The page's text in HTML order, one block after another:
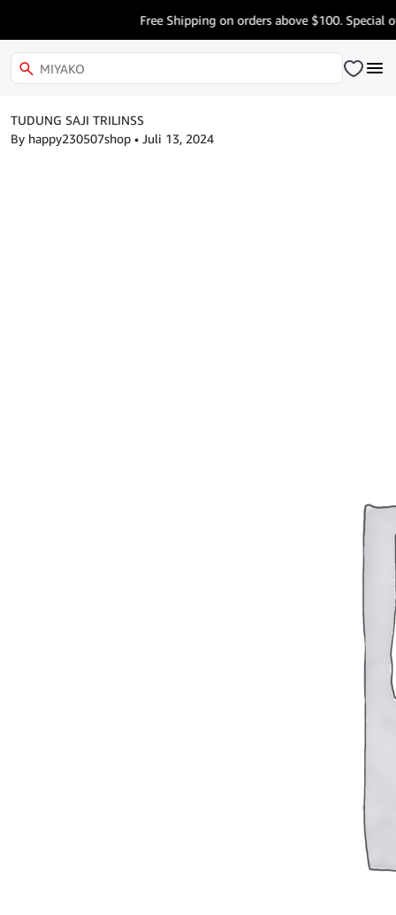
Free Shipping on orders above $100. Special
TUDUNG SAJI TRILINSS
By happy230507shop • Juli 13, 2024